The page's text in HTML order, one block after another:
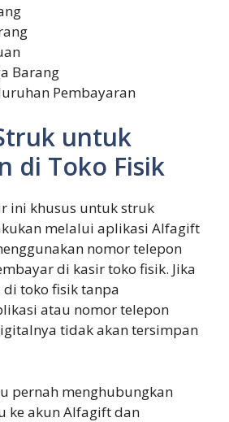
Barang
Pembayaran
untuk
di Toko Fisik
ini khusus untuk struk
melalui aplikasi Alfagift
nomor telepon
di kasir toko fisik. Jika
toko fisik tanpa
atau nomor telepon
tidak akan tersimpan
pernah menghubungkan
ke akun Alfagift dan